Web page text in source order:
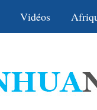
Vidéos